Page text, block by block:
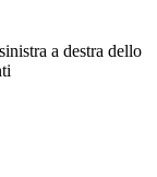
a destra dello